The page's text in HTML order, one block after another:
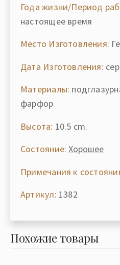
Года жизни/Период
настоящее время
Место Изготовления:
Дата Изготовления:
Материалы:
фарфор
Высота: 10.5 cm.
Состояние: Хорошее
Примечания к
Артикул: 1382
Похожие товары